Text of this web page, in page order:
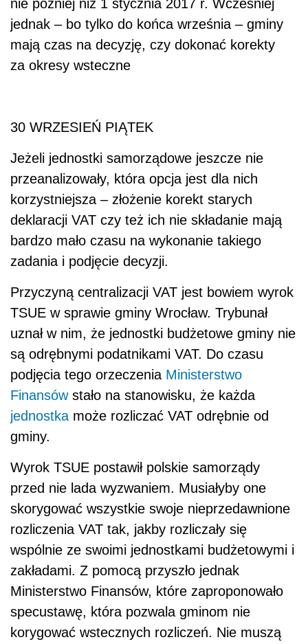
nie później niż 1 stycznia 2017 r. Wcześniej
jednak – bo tylko do końca września – gminy
mają czas na decyzję, czy dokonać korekty
za okresy wsteczne
30 WRZESIEŃ PIĄTEK
Jeżeli jednostki samorządowe jeszcze nie
przeanalizowały, która opcja jest dla nich
korzystniejsza – złożenie korekt starych
deklaracji VAT czy też ich nie składanie mają
bardzo mało czasu na wykonanie takiego
zadania i podjęcie decyzji.
Przyczyną centralizacji VAT jest bowiem wyrok
TSUE w sprawie gminy Wrocław. Trybunał
uznał w nim, że jednostki budżetowe gminy nie
są odrębnymi podatnikami VAT. Do czasu
podjęcia tego orzeczenia Ministerstwo
Finansówstało na stanowisku, że każda
jednostka może rozliczać VAT odrębnie od
gminy.
Wyrok TSUE postawił polskie samorządy
przed nie lada wyzwaniem. Musiałyby one
skorygować wszystkie swoje nieprzedawnione
rozliczenia VAT tak, jakby rozliczały się
wspólnie ze swoimi jednostkami budżetowymi i
zakładami. Z pomocą przyszło jednak
Ministerstwo Finansów, które zaproponowało
specustawę, która pozwala gminom nie
korygować wstecznych rozliczeń. Nie muszą